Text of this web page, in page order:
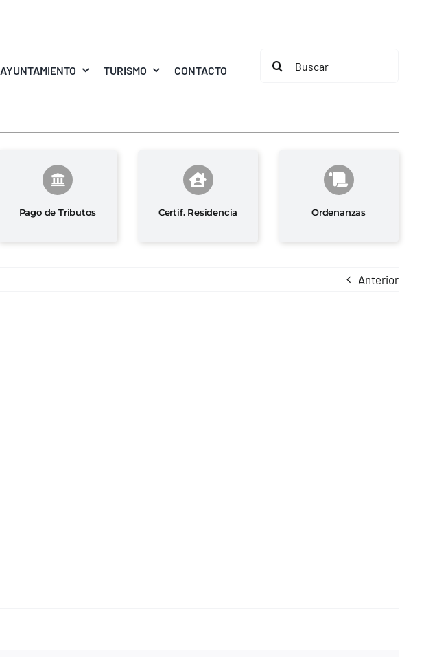
AYUNTAMIENTO TURISMO CONTACTO
Buscar:
Pago de Tributos Certif. Residencia Ordenanzas
Anterior